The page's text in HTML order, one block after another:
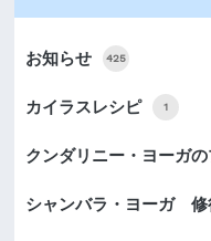
お知らせ 425
カイラスレシピ 1
クンダリニー・ヨーガ
シャンバラ・ヨーガ